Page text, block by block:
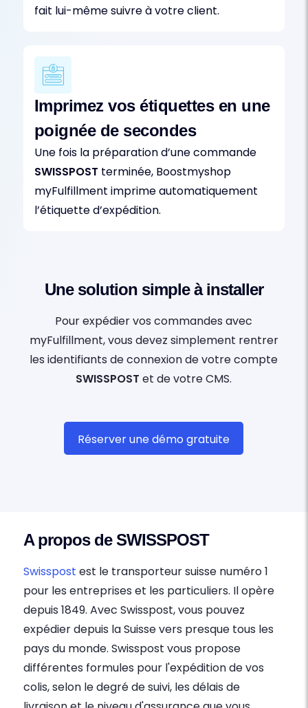
fait lui-même suivre à votre client.
Imprimez vos étiquettes en une
poignée de secondes
Une fois la préparation d’une commande
SWISSPOST terminée, Boostmyshop
myFulfillment imprime automatiquement
l’étiquette d’expédition.
Une solution simple à installer
Pour expédier vos commandes avec
myFulfillment, vous devez simplement rentrer
les identifiants de connexion de votre compte
SWISSPOST et de votre CMS.
Réserver une démo gratuite
A propos de SWISSPOST
Swisspost est le transporteur suisse numéro 1
pour les entreprises et les particuliers. Il opère
depuis 1849. Avec Swisspost, vous pouvez
expédier depuis la Suisse vers presque tous les
pays du monde. Swisspost vous propose
différentes formules pour l'expédition de vos
colis, selon le degré de suivi, les délais de